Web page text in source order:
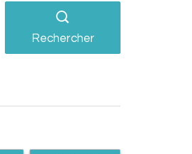
Rechercher